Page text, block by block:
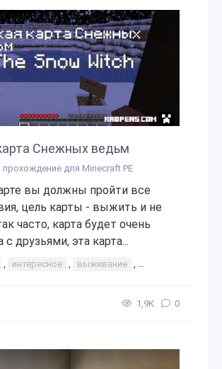
Снежных ведьм
прохождение для Minecraft PE
вы должны пройти все
цель карты - выжить и не
часто, карта будет очень
с друзьями, эта карта...
, интересное , выживание , игры с друзьями
1,9К 0